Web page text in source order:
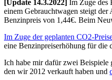
[Update 14.3.2022] Im Zuge des
einem Gebrauchtwagen steigt
Benzinpreis von 1,44€. Beim
Im Zuge der geplanten CO2-
eine Benzinpreiserhöhung für die
Ich habe mir dafür zwei Beispiele
den wir 2012 verkauft haben und